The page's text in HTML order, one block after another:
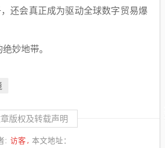
还会真正成为驱动全球数字贸易爆
妙地带。
版权及转载声明
: 访客 本文地址：